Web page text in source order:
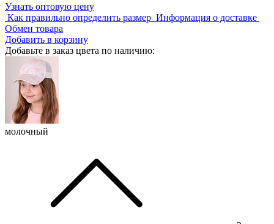
Узнать оптовую цену
Как правильно определить размер Информация о доставке
Обмен товара
Добавить в корзину
Добавьте в заказ цвета по наличию:
молочный